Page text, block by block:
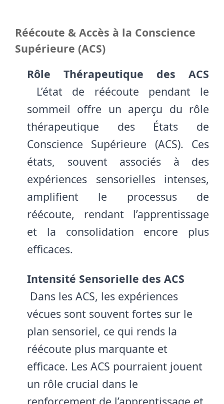
Réécoute & Accès à la Conscience
Supérieure (ACS)
Rôle Thérapeutique des ACS
L’état de réécoute pendant le
sommeil offre un aperçu du rôle
thérapeutique des États de
Conscience Supérieure (ACS). Ces
états, souvent associés à des
expériences sensorielles intenses,
amplifient le processus de
réécoute, rendant l’apprentissage
et la consolidation encore plus
efficaces.
Intensité Sensorielle des ACS
Dans les ACS, les expériences
vécues sont souvent fortes sur le
plan sensoriel, ce qui rends la
réécoute plus marquante et
efficace. Les ACS pourraient jouent
un rôle crucial dans le